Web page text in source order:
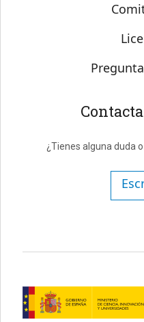
¿Tienes alguna duda